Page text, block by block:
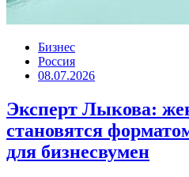
Бизнес
Россия
08.07.2026
Эксперт Лыкова:
становятся
для бизнесвумен